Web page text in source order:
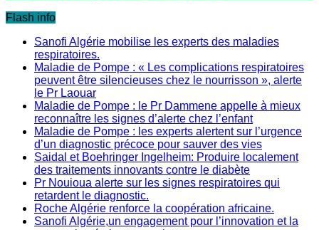
Flash info
Sanofi Algérie mobilise les experts des maladies
respiratoires.
Maladie de Pompe : « Les complications respiratoires
peuvent être silencieuses chez le nourrisson », alerte
le Pr Laouar
Maladie de Pompe : le Pr Dammene appelle à mieux
reconnaître les signes d’alerte chez l’enfant
Maladie de Pompe : les experts alertent sur l’urgence
d’un diagnostic précoce pour sauver des vies
Saidal et Boehringer Ingelheim: Produire localement
des traitements innovants contre le diabète
Pr Nouioua alerte sur les signes respiratoires qui
retardent le diagnostic.
Roche Algérie renforce la coopération africaine.
Sanofi Algérie,un engagement pour l’innovation et la